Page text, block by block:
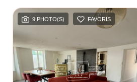
9 PHOTO(S) FAVORIS